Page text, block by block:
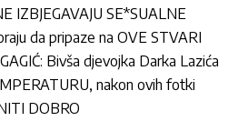
IZBJEGAVAJU SE*SUALNE
da pripaze na OVE STVARI
Bivša djevojka Darka Lazića
nakon ovih fotki
DOBRO